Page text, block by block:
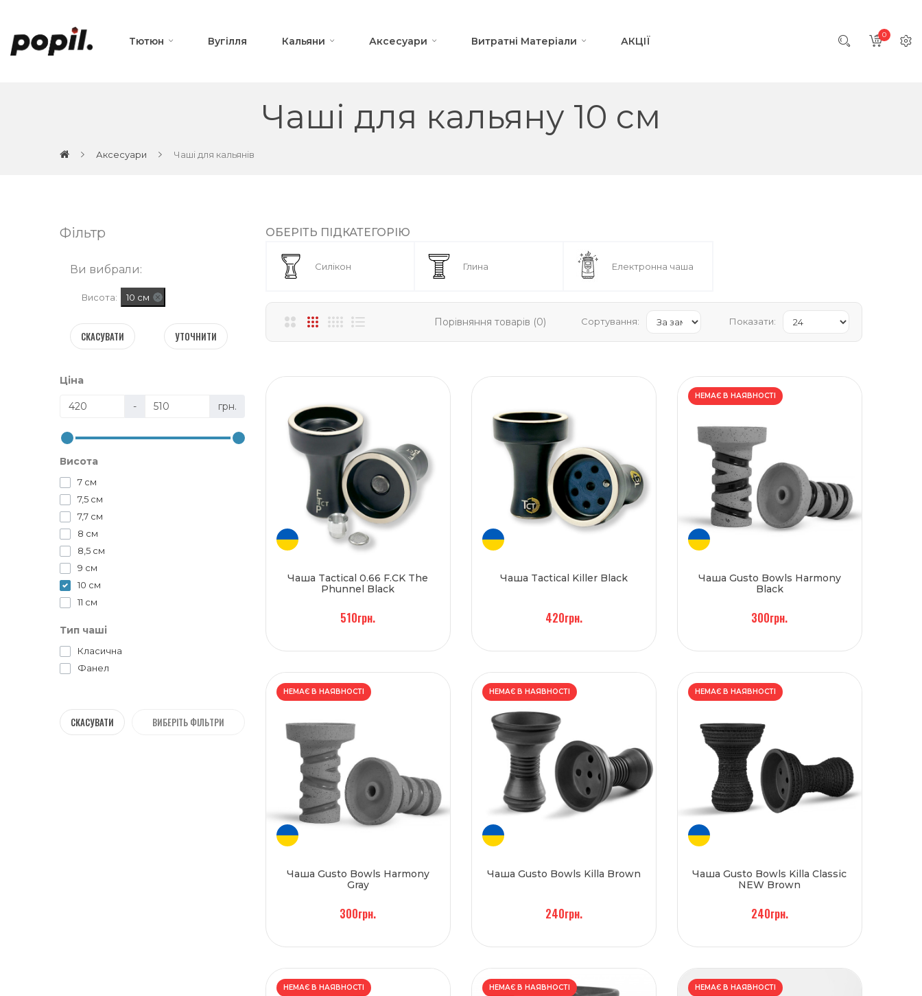
Тютюн Вугілля Кальяни Аксесуари Витратні Матеріали АКЦІЇ
0
Чаші для кальяну 10 см
Аксесуари Чаші для кальянів
Фільтр
Ви вибрали:
Висота: 10 см
СКАСУВАТИ УТОЧНИТИ
Ціна
- грн.
Висота
7 см
7,5 см
7,7 см
8 см
8,5 см
9 см
10 см
11 см
Тип чаші
Класична
Фанел
СКАСУВАТИ ВИБЕРІТЬ ФІЛЬТРИ
ОБЕРІТЬ ПІДКАТЕГОРІЮ
Силікон Глина Електронна чаша
Порівняння товарів (0) Сортування: Показати:
Чаша Tactical 0.66 F.CK The
Phunnel Black
510грн.
Чаша Tactical Killer Black
420грн.
НЕМАЄ В НАЯВНОСТІ
Чаша Gusto Bowls Harmony
Black
300грн.
НЕМАЄ В НАЯВНОСТІ
Чаша Gusto Bowls Harmony
Gray
300грн.
НЕМАЄ В НАЯВНОСТІ
Чаша Gusto Bowls Killa Brown
240грн.
НЕМАЄ В НАЯВНОСТІ
Чаша Gusto Bowls Killa Classic
NEW Brown
240грн.
НЕМАЄ В НАЯВНОСТІ НЕМАЄ В НАЯВНОСТІ НЕМАЄ В НАЯВНОСТІ